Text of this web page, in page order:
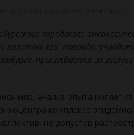
городского
Золотой лев. Награда,
присуждается за
мир, анализ опыта коллег
комплекса
не допустив